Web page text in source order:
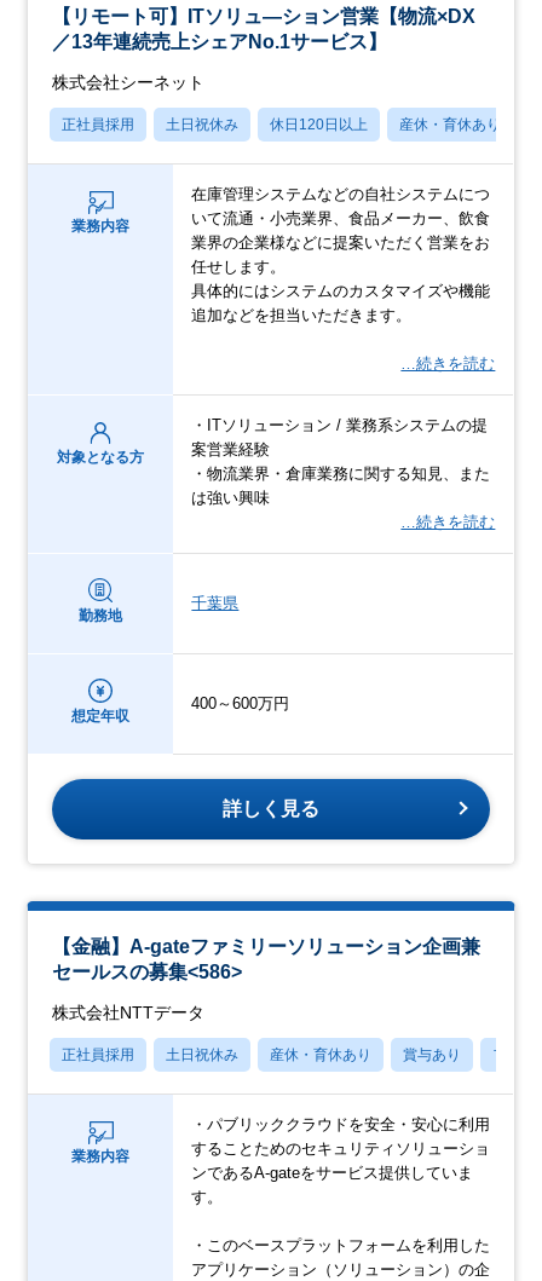
【リモート可】ITソリュ―ション営業【物流×DX
／13年連続売上シェアNo.1サービス】
株式会社シーネット
正社員採用 土日祝休み 休日120日以上 産休・育休あり
業務内容
在庫管理システムなどの自社システムにつ
いて流通・小売業界、食品メーカー、飲食
業界の企業様などに提案いただく営業をお
任せします。
具体的にはシステムのカスタマイズや機能
追加などを担当いただきます。
…続きを読む
対象となる方
・ITソリューション / 業務系システムの提
案営業経験
・物流業界・倉庫業務に関する知見、また
は強い興味
…続きを読む
勤務地
千葉県
想定年収
400～600万円
詳しく見る
【金融】A-gateファミリーソリューション企画兼
セールスの募集<586>
株式会社NTTデータ
正社員採用 土日祝休み 産休・育休あり 賞与あり フレッ
業務内容
・パブリッククラウドを安全・安心に利用
することためのセキュリティソリューショ
ンであるA-gateをサービス提供していま
す。
・このベースプラットフォームを利用した
アプリケーション（ソリューション）の企